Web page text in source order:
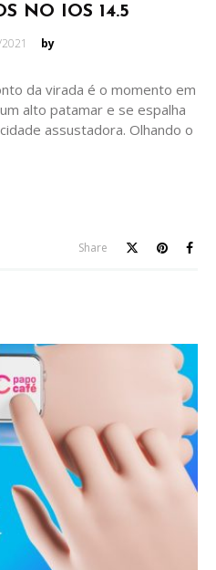
NO IOS 14.5
by
da virada é o momento em
alto patamar e se espalha
assustadora. Olhando o
Share